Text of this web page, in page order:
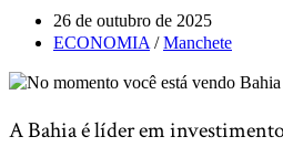
26 de outubro de 2025
ECONOMIA / Manchete
A Bahia é líder em